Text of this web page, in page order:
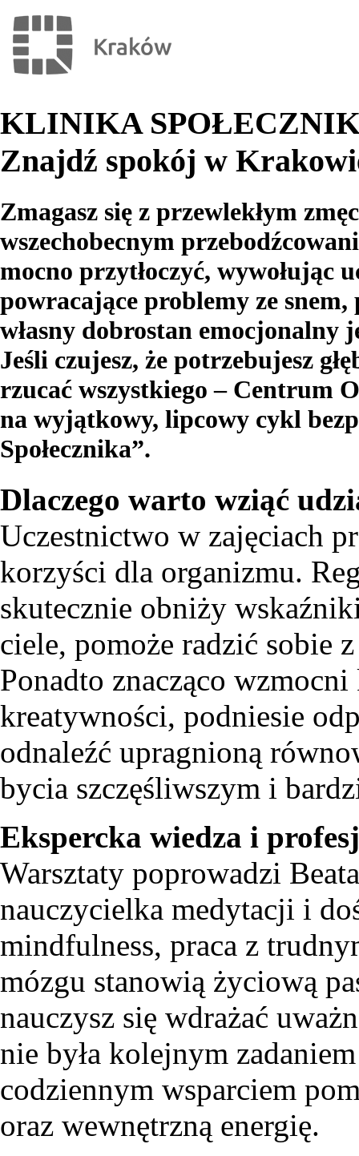
KLINIKA
Znajdź spokój w
Zmagasz się z przewlekłym
wszechobecnym
mocno przytłoczyć, wywołując
powracające problemy ze
własny dobrostan emocjonalny
Jeśli czujesz, że potrzebujesz
rzucać wszystkiego – Centrum
na wyjątkowy, lipcowy cykl
Społecznika”.
Dlaczego warto wziąć
Uczestnictwo w zajęciach
korzyści dla organizmu.
skutecznie obniży
ciele, pomoże radzić sobie
Ponadto znacząco
kreatywności, podniesie
odnaleźć upragnioną
bycia szczęśliwszym i
Ekspercka wiedza i
Warsztaty poprowadzi
nauczycielka medytacji i
mindfulness, praca z
mózgu stanowią życiową
nauczysz się wdrażać
nie była kolejnym
codziennym wsparciem
oraz wewnętrzną energię.